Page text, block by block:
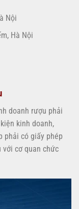
Nội
Hà Nội
doanh rượu phải
kinh doanh,
phải có giấy phép
với cơ quan chức